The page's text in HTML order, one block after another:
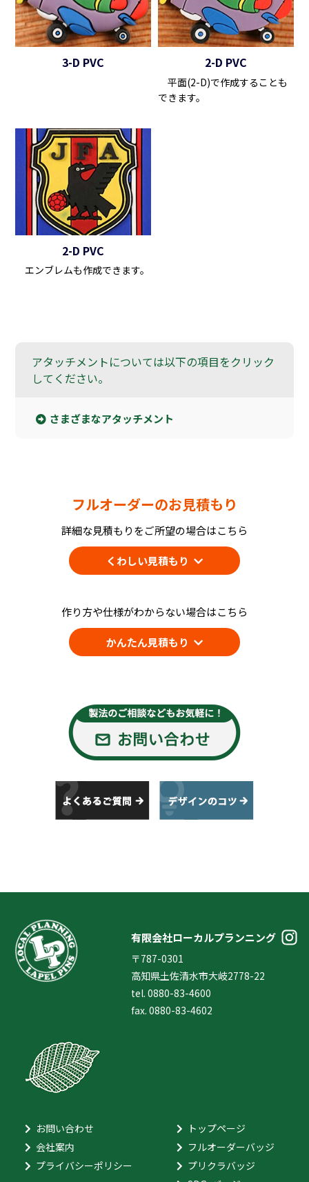
3-D PVC 2-D PVC
平面(2-D)で作成することも
できます。
2-D PVC
エンブレムも作成できます。
アタッチメントについては以下の項目をクリック
してください。
さまざまなアタッチメント
フルオーダーのお見積もり
詳細な見積もりをご所望の場合はこちら
くわしい見積もり
作り方や仕様がわからない場合はこちら
かんたん見積もり
有限会社ローカルプランニング
〒787-0301
高知県土佐清水市大岐2778-22
tel. 0880-83-4600
fax. 0880-83-4602
お問い合わせ
会社案内
プライバシーポリシー
トップページ
フルオーダーバッジ
プリクラバッジ